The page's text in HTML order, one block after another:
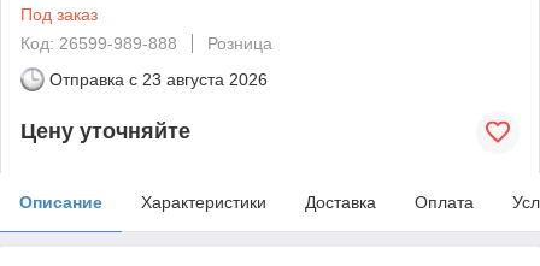
Под заказ
Код: 26599-989-888
Розница
Отправка с 23 августа 2026
Цену уточняйте
Описание Характеристики Доставка Оплата